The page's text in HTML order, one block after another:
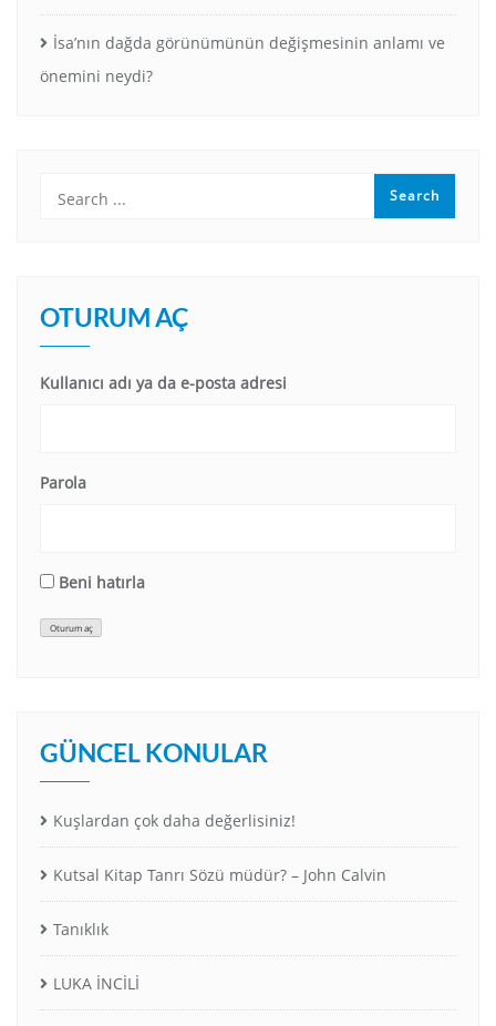
İsa’nın dağda görünümünün değişmesinin anlamı ve
önemini neydi?
OTURUM AÇ
Kullanıcı adı ya da e-posta adresi
Parola
Beni hatırla
Oturum aç
GÜNCEL KONULAR
Kuşlardan çok daha değerlisiniz!
Kutsal Kitap Tanrı Sözü müdür? – John Calvin
Tanıklık
LUKA İNCİLİ